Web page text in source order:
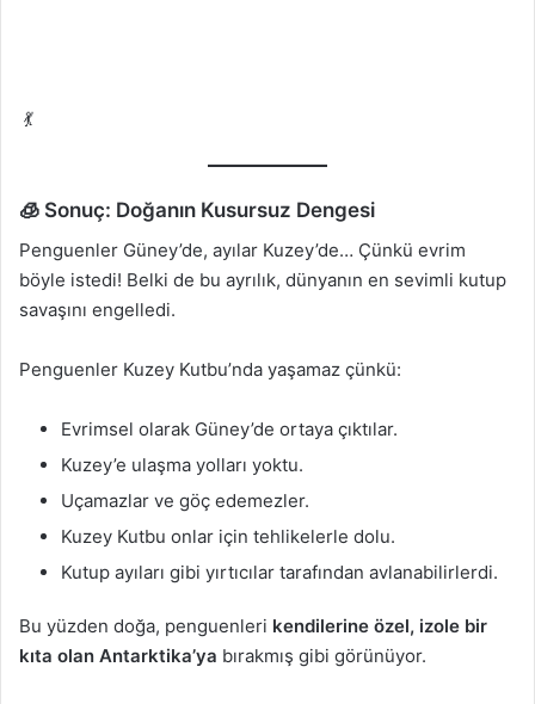
💃
🧊 Sonuç: Doğanın Kusursuz Dengesi
Penguenler Güney’de, ayılar Kuzey’de… Çünkü evrim
böyle istedi! Belki de bu ayrılık, dünyanın en sevimli kutup
savaşını engelledi.
Penguenler Kuzey Kutbu’nda yaşamaz çünkü:
Evrimsel olarak Güney’de ortaya çıktılar.
Kuzey’e ulaşma yolları yoktu.
Uçamazlar ve göç edemezler.
Kuzey Kutbu onlar için tehlikelerle dolu.
Kutup ayıları gibi yırtıcılar tarafından avlanabilirlerdi.
Bu yüzden doğa, penguenleri kendilerine özel, izole bir
kıta olan Antarktika’ya bırakmış gibi görünüyor.